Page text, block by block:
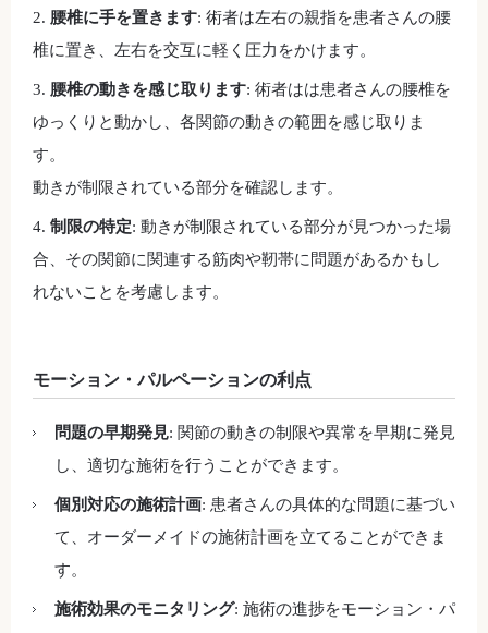
腰椎に手を置きます: 術者は左右の親指を患者さんの腰
椎に置き、左右を交互に軽く圧力をかけます。
腰椎の動きを感じ取ります: 術者はは患者さんの腰椎を
ゆっくりと動かし、各関節の動きの範囲を感じ取りま
す。
動きが制限されている部分を確認します。
制限の特定: 動きが制限されている部分が見つかった場
合、その関節に関連する筋肉や靭帯に問題があるかもし
れないことを考慮します。
モーション・パルペーションの利点
問題の早期発見: 関節の動きの制限や異常を早期に発見
し、適切な施術を行うことができます。
個別対応の施術計画: 患者さんの具体的な問題に基づい
て、オーダーメイドの施術計画を立てることができま
す。
施術効果のモニタリング: 施術の進捗をモーション・パ